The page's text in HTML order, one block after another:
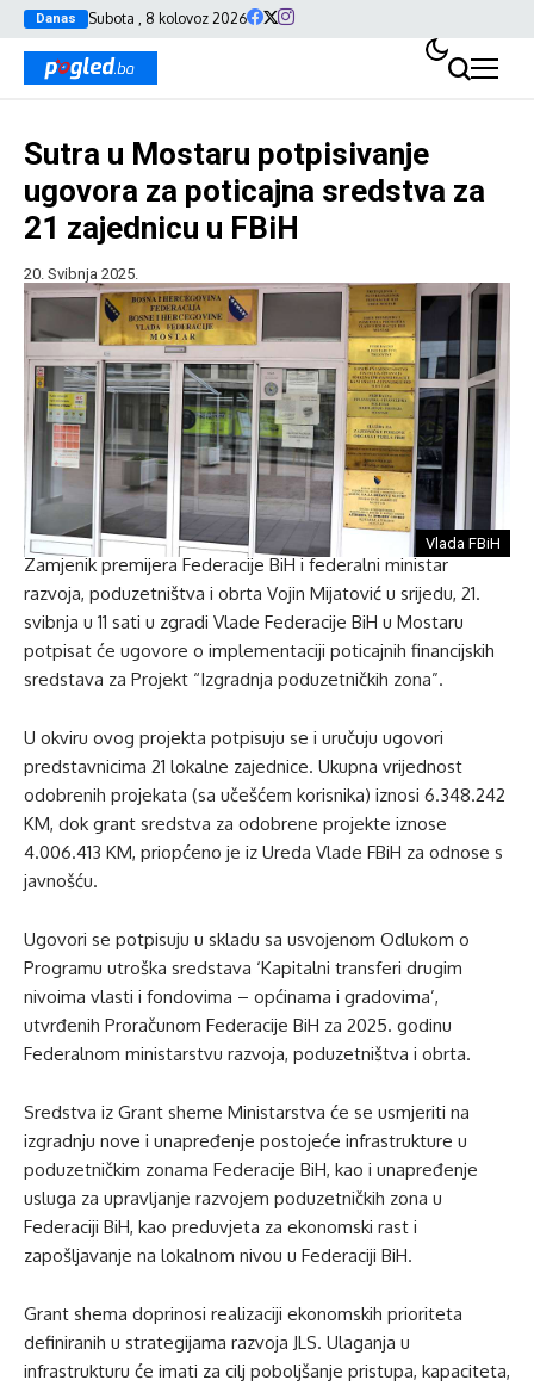
Danas Subota , 8 kolovoz 2026
Sutra u Mostaru potpisivanje
ugovora za poticajna sredstva za
21 zajednicu u FBiH
20. Svibnja 2025.
Vlada FBiH
Zamjenik premijera Federacije BiH i federalni ministar
razvoja, poduzetništva i obrta Vojin Mijatović u srijedu, 21.
svibnja u 11 sati u zgradi Vlade Federacije BiH u Mostaru
potpisat će ugovore o implementaciji poticajnih financijskih
sredstava za Projekt “Izgradnja poduzetničkih zona”.
U okviru ovog projekta potpisuju se i uručuju ugovori
predstavnicima 21 lokalne zajednice. Ukupna vrijednost
odobrenih projekata (sa učešćem korisnika) iznosi 6.348.242
KM, dok grant sredstva za odobrene projekte iznose
4.006.413 KM, priopćeno je iz Ureda Vlade FBiH za odnose s
javnošću.
Ugovori se potpisuju u skladu sa usvojenom Odlukom o
Programu utroška sredstava ‘Kapitalni transferi drugim
nivoima vlasti i fondovima – općinama i gradovima’,
utvrđenih Proračunom Federacije BiH za 2025. godinu
Federalnom ministarstvu razvoja, poduzetništva i obrta.
Sredstva iz Grant sheme Ministarstva će se usmjeriti na
izgradnju nove i unapređenje postojeće infrastrukture u
poduzetničkim zonama Federacije BiH, kao i unapređenje
usluga za upravljanje razvojem poduzetničkih zona u
Federaciji BiH, kao preduvjeta za ekonomski rast i
zapošljavanje na lokalnom nivou u Federaciji BiH.
Grant shema doprinosi realizaciji ekonomskih prioriteta
definiranih u strategijama razvoja JLS. Ulaganja u
infrastrukturu će imati za cilj poboljšanje pristupa, kapaciteta,